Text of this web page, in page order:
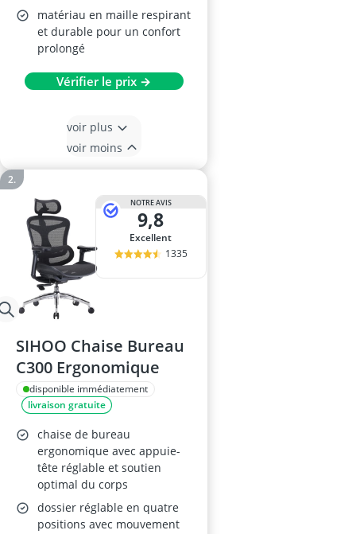
matériau en maille respirant
et durable pour un confort
prolongé
Vérifier le prix →
voir plus
voir moins
NOTRE AVIS
9,8
Excellent
1335
SIHOO Chaise Bureau
C300 Ergonomique
disponible immédiatement
livraison gratuite
chaise de bureau
ergonomique avec appuie-
tête réglable et soutien
optimal du corps
dossier réglable en quatre
positions avec mouvement